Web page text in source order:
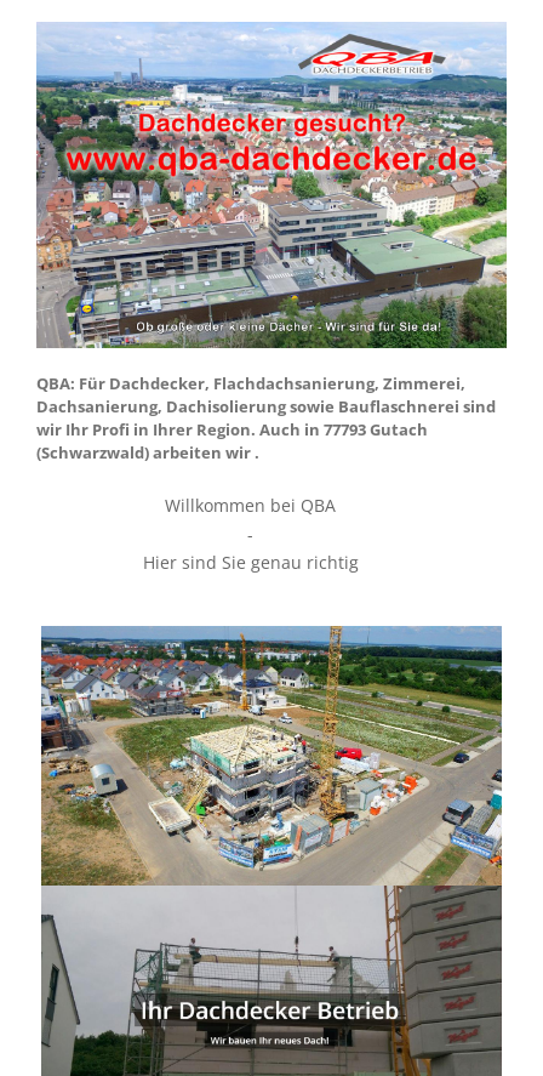
QBA: Für Dachdecker, Flachdachsanierung, Zimmerei,
Dachsanierung, Dachisolierung sowie Bauflaschnerei sind
wir Ihr Profi in Ihrer Region. Auch in 77793 Gutach
(Schwarzwald) arbeiten wir .
Willkommen bei QBA
-
Hier sind Sie genau richtig